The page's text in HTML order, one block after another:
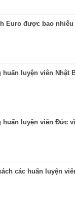
Euro được bao
huấn luyện viên Nhật
huấn luyện viên Đức
các huấn luyện